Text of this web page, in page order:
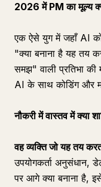
2026 में PM का मूल्य
एक ऐसे युग में जहाँ AI
"क्या बनाना है यह तय
समझ" वाली प्रतिभा की
AI के साथ कोडिंग और
नौकरी में वास्तव में क्या
वह व्यक्ति जो यह तय
उपयोगकर्ता अनुसंधान,
पर आगे क्या बनाना है,